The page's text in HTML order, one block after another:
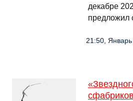
декабре
предложил
21:50,